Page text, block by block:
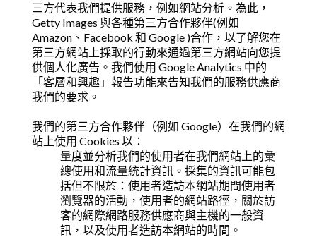
三方代表我們提供服務，例如網站分析。為此，
Getty Images 與各種第三方合作夥伴(例如
Amazon、Facebook 和 Google )合作，以了解您在
第三方網站上採取的行動來通過第三方網站向您提
供個人化廣告。我們使用 Google Analytics 中的
「客層和興趣」報告功能來告知我們的服務供應商
我們的要求。
我們的第三方合作夥伴（例如 Google）在我們的網
站上使用 Cookies 以：
量度並分析我們的使用者在我們網站上的彙
總使用和流量統計資訊。採集的資訊可能包
括但不限於：使用者造訪本網站期間使用者
瀏覽器的活動，使用者的網站路徑，關於訪
客的網際網路服務供應商與主機的一般資
訊，以及使用者造訪本網站的時間。